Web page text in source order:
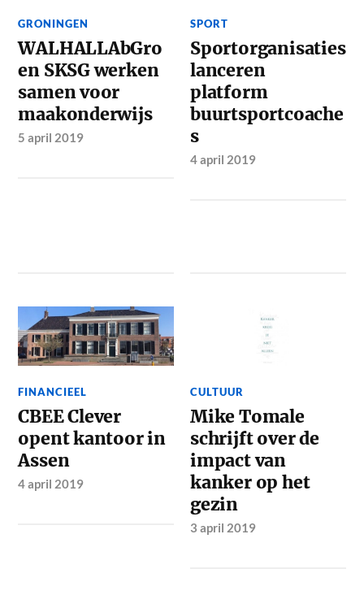
GRONINGEN
WALHALLAbGro
en SKSG werken
samen voor
maakonderwijs
5 april 2019
SPORT
Sportorganisaties
lanceren
platform
buurtsportcoache
s
4 april 2019
FINANCIEEL
CBEE Clever
opent kantoor in
Assen
4 april 2019
CULTUUR
Mike Tomale
schrijft over de
impact van
kanker op het
gezin
3 april 2019